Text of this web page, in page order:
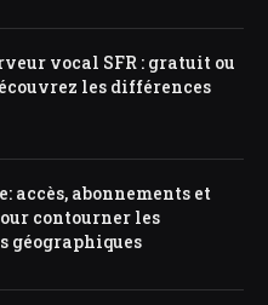
vocal SFR : gratuit ou
les différences
accès, abonnements et
contourner les
géographiques